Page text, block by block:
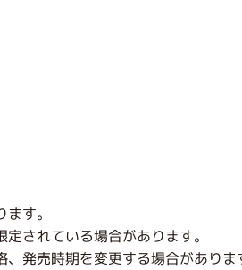
す。
されている場合があります。
発売時期を変更する場合がありま
しつ